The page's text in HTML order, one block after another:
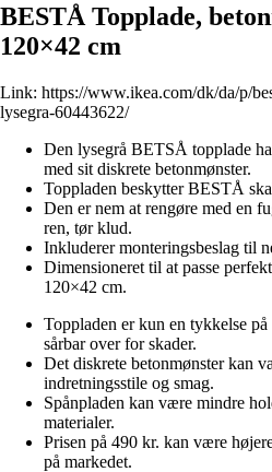
BESTÅ Topplade,
120×42 cm
Link: https://www.ikea.com/dk/da/p/
lysegra-60443622/
Den lysegrå BETSÅ topplade
med sit diskrete betonmønster.
Toppladen beskytter BESTÅ
Den er nem at rengøre med en
ren, tør klud.
Inkluderer monteringsbeslag til
Dimensioneret til at passe
120×42 cm.
Toppladen er kun en tykkelse
sårbar over for skader.
Det diskrete betonmønster kan
indretningsstile og smag.
Spånpladen kan være mindre
materialer.
Prisen på 490 kr. kan være
på markedet.